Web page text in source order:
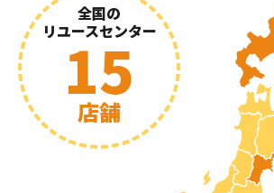
全国の
リユースセンター
15
店舗